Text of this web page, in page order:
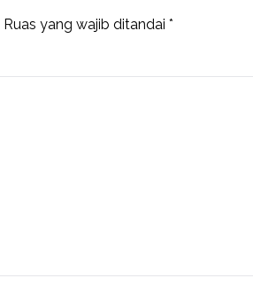
Ruas yang wajib ditandai *